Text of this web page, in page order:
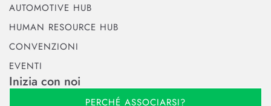
AUTOMOTIVE HUB
HUMAN RESOURCE HUB
CONVENZIONI
EVENTI
Inizia con noi
PERCHÉ ASSOCIARSI?